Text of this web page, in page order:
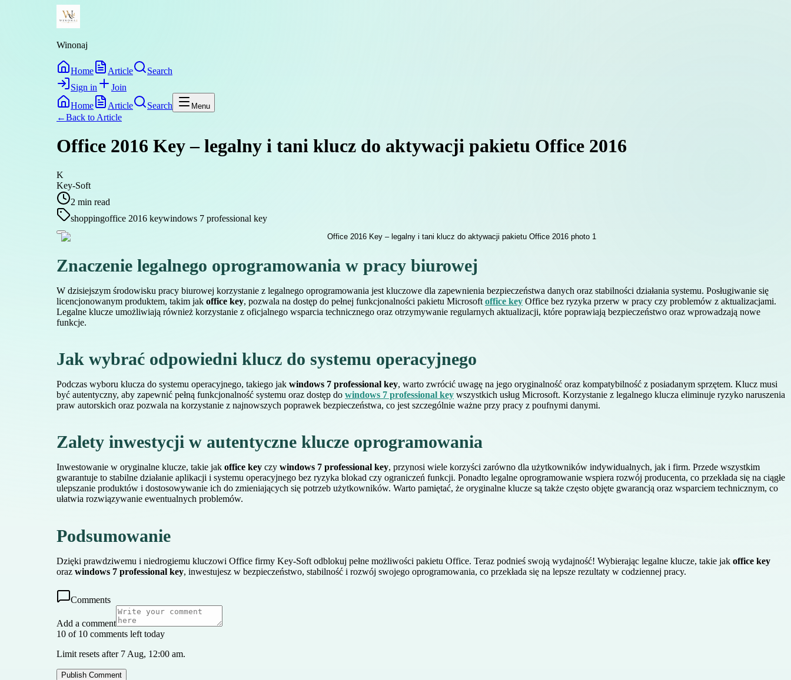
Winonaj
Home Article
Search
Sign in
Join
Home
Article Search Menu
←Back to Article
Office 2016 Key – legalny i tani klucz do aktywacji pakietu Office 2016
K
Key-Soft
2 min read
shoppingoffice 2016 keywindows 7 professional key
Znaczenie legalnego oprogramowania w pracy biurowej
W dzisiejszym środowisku pracy biurowej korzystanie z legalnego oprogramowania jest kluczowe dla zapewnienia bezpieczeństwa danych oraz stabilności działania systemu. Posługiwanie się
licencjonowanym produktem, takim jak office key, pozwala na dostęp do pełnej funkcjonalności pakietu Microsoft office key Office bez ryzyka przerw w pracy czy problemów z aktualizacjami.
Legalne klucze umożliwiają również korzystanie z oficjalnego wsparcia technicznego oraz otrzymywanie regularnych aktualizacji, które poprawiają bezpieczeństwo oraz wprowadzają nowe
funkcje.
Jak wybrać odpowiedni klucz do systemu operacyjnego
Podczas wyboru klucza do systemu operacyjnego, takiego jak windows 7 professional key, warto zwrócić uwagę na jego oryginalność oraz kompatybilność z posiadanym sprzętem. Klucz musi
być autentyczny, aby zapewnić pełną funkcjonalność systemu oraz dostęp do windows 7 professional key wszystkich usług Microsoft. Korzystanie z legalnego klucza eliminuje ryzyko naruszenia
praw autorskich oraz pozwala na korzystanie z najnowszych poprawek bezpieczeństwa, co jest szczególnie ważne przy pracy z poufnymi danymi.
Zalety inwestycji w autentyczne klucze oprogramowania
Inwestowanie w oryginalne klucze, takie jak office key czy windows 7 professional key, przynosi wiele korzyści zarówno dla użytkowników indywidualnych, jak i firm. Przede wszystkim
gwarantuje to stabilne działanie aplikacji i systemu operacyjnego bez ryzyka blokad czy ograniczeń funkcji. Ponadto legalne oprogramowanie wspiera rozwój producenta, co przekłada się na ciągłe
ulepszanie produktów i dostosowywanie ich do zmieniających się potrzeb użytkowników. Warto pamiętać, że oryginalne klucze są także często objęte gwarancją oraz wsparciem technicznym, co
ułatwia rozwiązywanie ewentualnych problemów.
Podsumowanie
Dzięki prawdziwemu i niedrogiemu kluczowi Office firmy Key-Soft odblokuj pełne możliwości pakietu Office. Teraz podnieś swoją wydajność! Wybierając legalne klucze, takie jak office key
oraz windows 7 professional key, inwestujesz w bezpieczeństwo, stabilność i rozwój swojego oprogramowania, co przekłada się na lepsze rezultaty w codziennej pracy.
Comments
Add a comment
10 of 10 comments left today
Limit resets after 7 Aug, 12:00 am.
Publish Comment